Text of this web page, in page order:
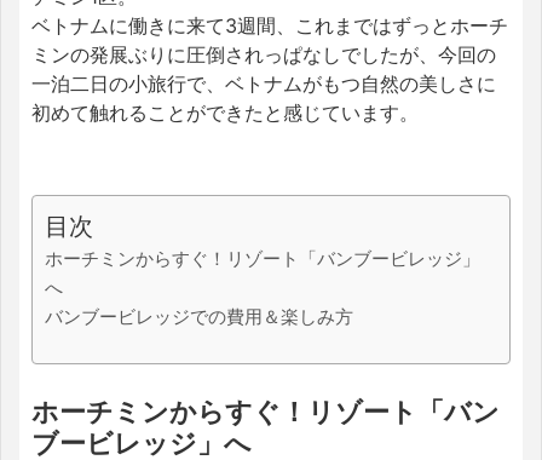
ベトナムに働きに来て3週間、これまではずっとホーチ
ミンの発展ぶりに圧倒されっぱなしでしたが、今回の
一泊二日の小旅行で、ベトナムがもつ自然の美しさに
初めて触れることができたと感じています。
目次
ホーチミンからすぐ！リゾート「バンブービレッジ」
へ
バンブービレッジでの費用＆楽しみ方
ホーチミンからすぐ！リゾート「バン
ブービレッジ」へ